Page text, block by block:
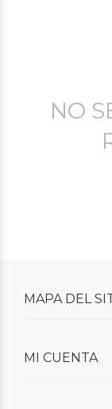
NO
MAPA DEL
MI CUENTA